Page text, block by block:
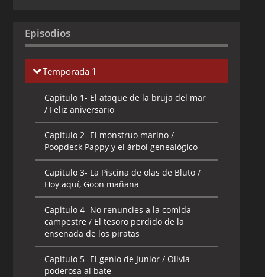
Episodios
Temporada 1
Capitulo 1- El ataque de la bruja del mar
/ Feliz aniversario
Capitulo 2- El monstruo marino /
Poopdeck Pappy y el árbol genealógico
Capitulo 3- La Piscina de olas de Bluto /
Hoy aquí, Goon mañana
Capitulo 4- No renuncies a la comida
campestre / El tesoro perdido de la
ensenada de los piratas
Capitulo 5- El genio de Junior / Olivia
poderosa al bate